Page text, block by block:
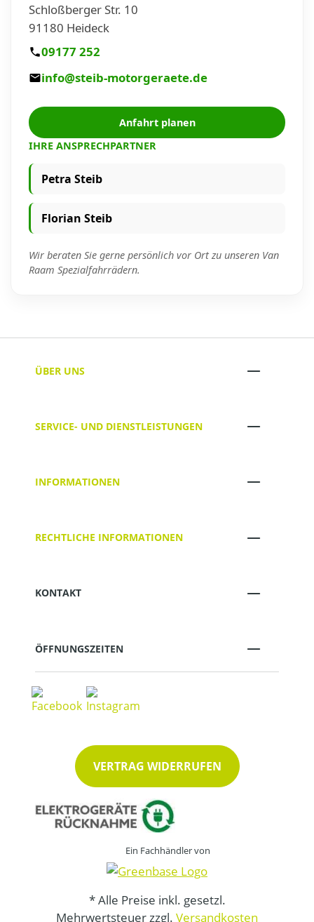
Schloßberger Str. 10
91180 Heideck
09177 252
info@steib-motorgeraete.de
Anfahrt planen
IHRE ANSPRECHPARTNER
Petra Steib
Florian Steib
Wir beraten Sie gerne persönlich vor Ort zu unseren Van
Raam Spezialfahrrädern.
ÜBER UNS
SERVICE- UND DIENSTLEISTUNGEN
INFORMATIONEN
RECHTLICHE INFORMATIONEN
KONTAKT
ÖFFNUNGSZEITEN
VERTRAG WIDERRUFEN
Ein Fachhändler von
* Alle Preise inkl. gesetzl.
Mehrwertsteuer zzgl. Versandkosten